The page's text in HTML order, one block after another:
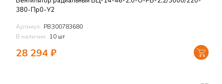
380-Пр0-У2
Артикул: РВЗ00783680
В наличии: 10 шт
28 294₽